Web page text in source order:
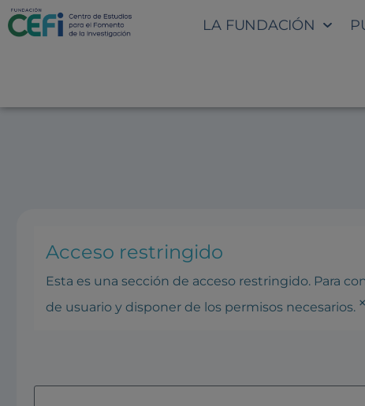
LA FUNDACIÓN
Acceso restringido
Esta es una sección de acceso restringido. Para
de usuario y disponer de los permisos necesarios. ×